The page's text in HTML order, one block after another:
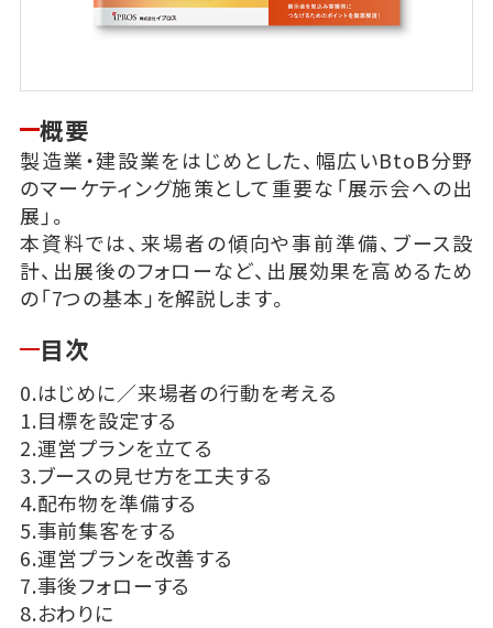
概要
製造業・建設業をはじめとした、幅広いBtoB分野
のマーケティング施策として重要な「展示会への出
展」。
本資料では、来場者の傾向や事前準備、ブース設
計、出展後のフォローなど、出展効果を高めるため
の「7つの基本」を解説します。
目次
0.はじめに／来場者の行動を考える
1.目標を設定する
2.運営プランを立てる
3.ブースの見せ方を工夫する
4.配布物を準備する
5.事前集客をする
6.運営プランを改善する
7.事後フォローする
8.おわりに